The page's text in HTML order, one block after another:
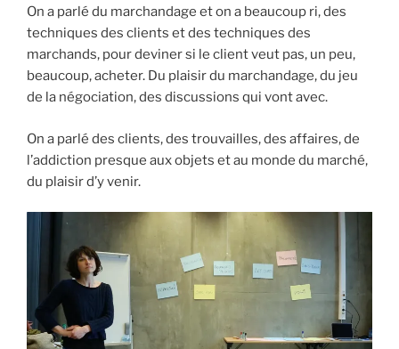
On a parlé du marchandage et on a beaucoup ri, des
techniques des clients et des techniques des
marchands, pour deviner si le client veut pas, un peu,
beaucoup, acheter. Du plaisir du marchandage, du jeu
de la négociation, des discussions qui vont avec.
On a parlé des clients, des trouvailles, des affaires, de
l’addiction presque aux objets et au monde du marché,
du plaisir d’y venir.